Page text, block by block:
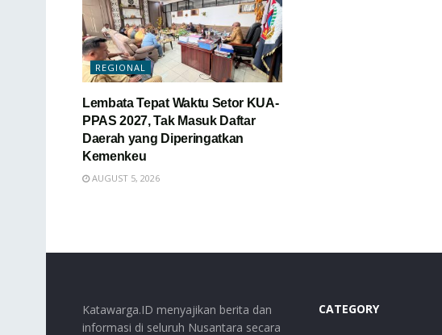
REGIONAL
Lembata Tepat Waktu Setor KUA-
PPAS 2027, Tak Masuk Daftar
Daerah yang Diperingatkan
Kemenkeu
AUGUST 5, 2026
Katawarga.ID menyajikan berita dan
informasi di seluruh Nusantara secara
CATEGORY